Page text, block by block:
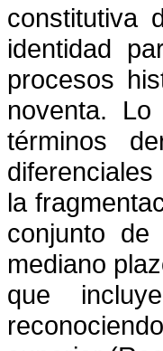
constitutiva
identidad
procesos
noventa.
términos
la
conjunto
mediano
que